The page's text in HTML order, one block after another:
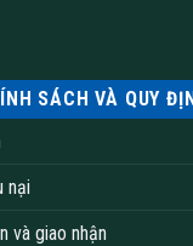
SÁCH VÀ QUY
nại
và giao nhận